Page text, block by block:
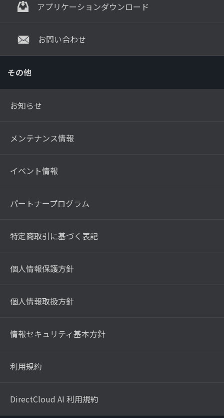
アプリケーションダウンロード
お問い合わせ
その他
お知らせ
メンテナンス情報
イベント情報
パートナープログラム
特定商取引に基づく表記
個人情報保護方針
個人情報取扱方針
情報セキュリティ基本方針
利用規約
DirectCloud AI 利用規約